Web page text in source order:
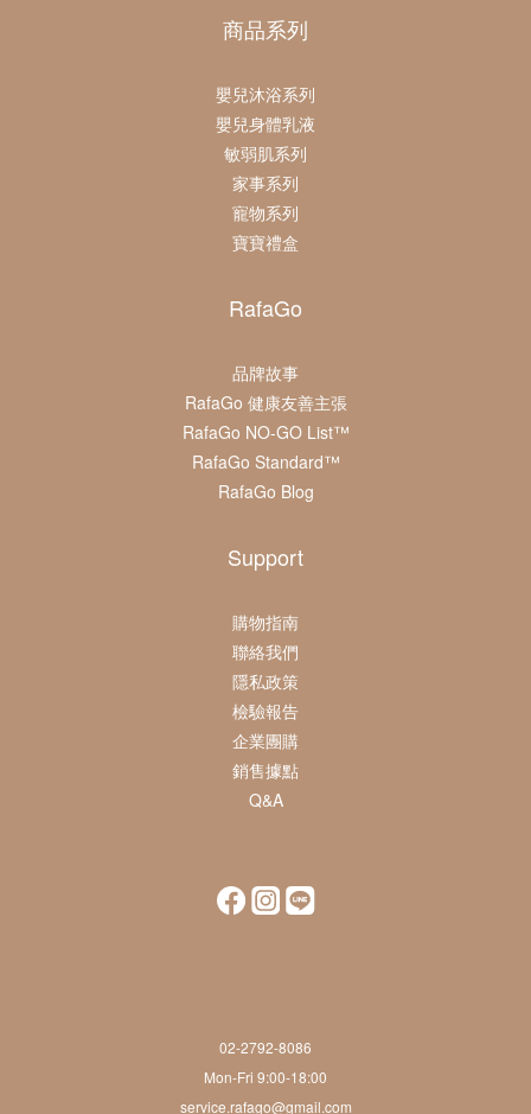
商品系列
嬰兒沐浴系列
嬰兒身體乳液
敏弱肌系列
家事系列
寵物系列
寶寶禮盒
RafaGo
品牌故事
RafaGo 健康友善主張
RafaGo NO-GO List™
RafaGo Standard™
RafaGo Blog
Support
購物指南
聯絡我們
隱私政策
檢驗報告
企業團購
銷售據點
Q&A
02-2792-8086
Mon-Fri 9:00-18:00
service.rafago@gmail.com